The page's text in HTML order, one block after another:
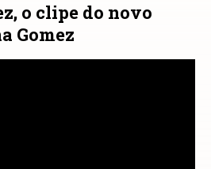
o clipe do novo
Gomez